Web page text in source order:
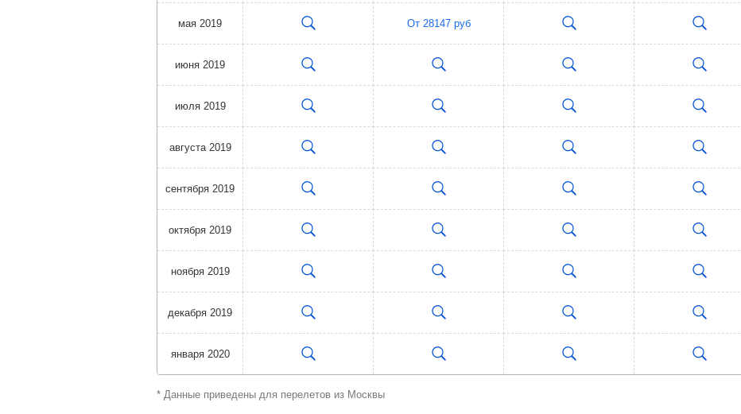
мая 2019 От 28147 руб
июня 2019
июля 2019
августа 2019
сентября 2019
октября 2019
ноября 2019
декабря 2019
января 2020
* Данные приведены для перелетов из Москвы